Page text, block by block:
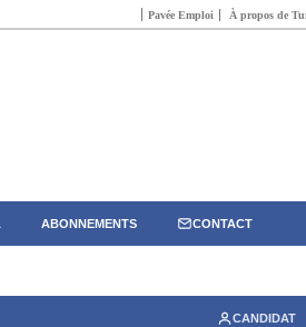
Pavée Emploi À propos de
ABONNEMENTS CONTACT
CANDIDAT